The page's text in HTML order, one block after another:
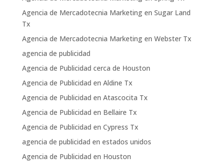
Agencia de Mercadotecnia Marketing en Sugar Land
Tx
Agencia de Mercadotecnia Marketing en Webster Tx
agencia de publicidad
Agencia de Publicidad cerca de Houston
Agencia de Publicidad en Aldine Tx
Agencia de Publicidad en Atascocita Tx
Agencia de Publicidad en Bellaire Tx
Agencia de Publicidad en Cypress Tx
agencia de publicidad en estados unidos
Agencia de Publicidad en Houston